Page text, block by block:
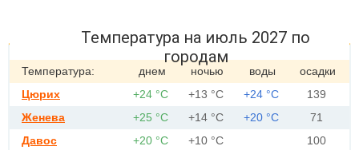
Температура на июль 2027 по
городам
Температура: днем ночью воды
осадки
Цюрих
+24 °С +13 °С +24 °С
139
Женева
+25 °С +14 °С +20 °С
71
Давос
+20 °С +10 °С
100